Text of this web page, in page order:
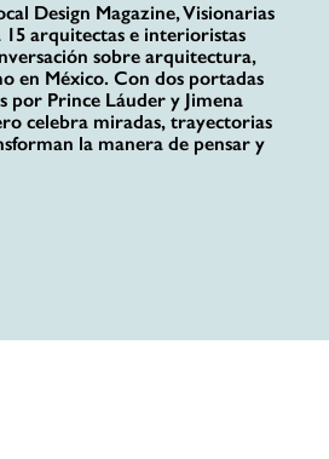
Design Magazine, Visionarias
15 arquitectas e interioristas
sobre arquitectura,
en México. Con dos portadas
por Prince Láuder y Jimena
celebra miradas, trayectorias
la manera de pensar y